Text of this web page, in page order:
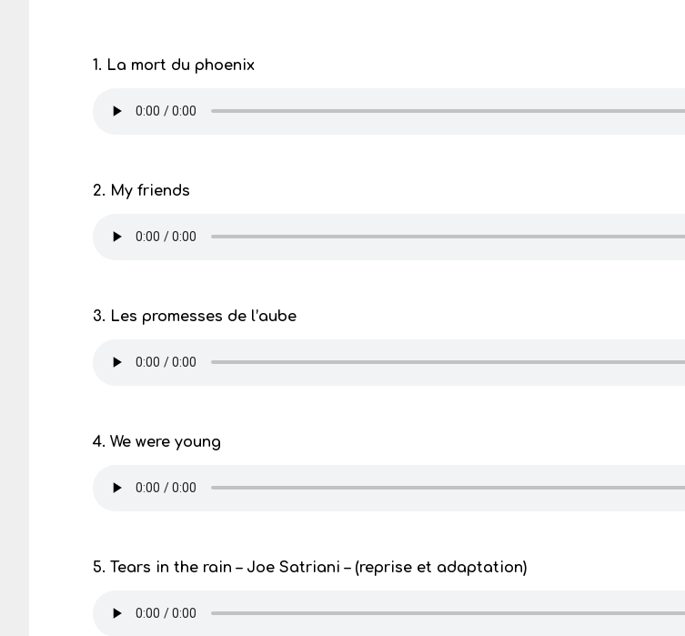
1. La mort du phoenix
2. My friends
3. Les promesses de l’aube
4. We were young
5. Tears in the rain – Joe Satriani – (reprise et adaptation)